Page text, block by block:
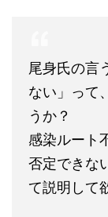
尾身氏の言
ない」って
うか？
感染ルート
否定できな
て説明して